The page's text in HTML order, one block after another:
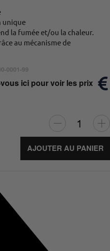
unique
la fumée et/ou la chaleur.
au mécanisme de
0001-99
ici pour voir les prix
AJOUTER AU PANIER